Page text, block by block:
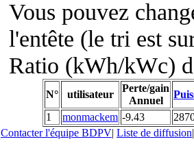
Vous pouvez
l'entête (le tri est
Ratio (kWh/kWc)
N° utilisateur
Perte/gain
Annuel
1
monmackem -9.43
Contacter l'équipe BDPV| Liste de diffusion